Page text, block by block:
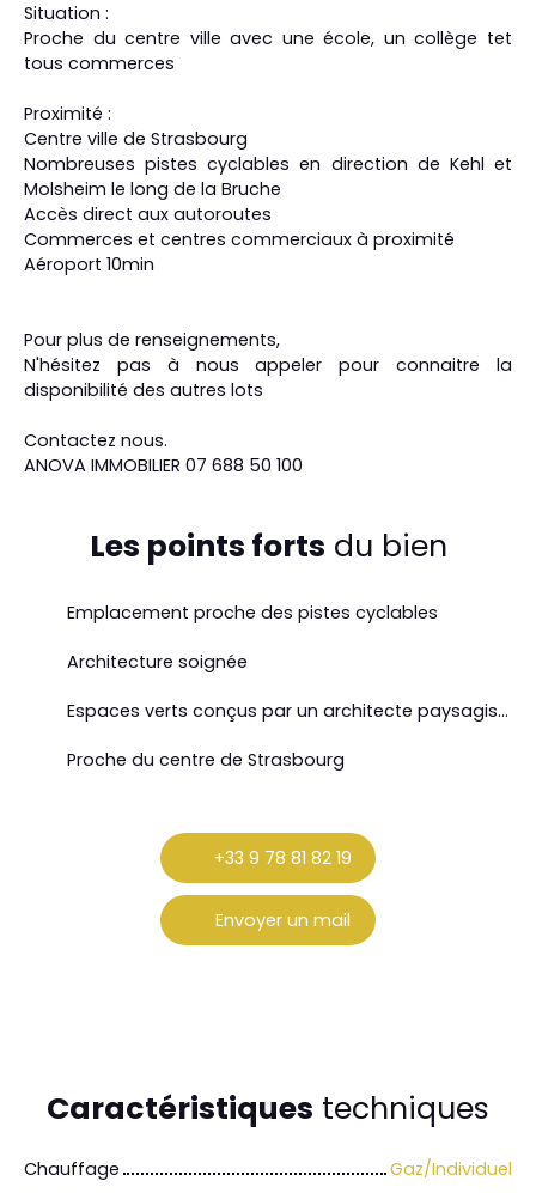
Situation :
Proche du centre ville avec une école, un collège tet
tous commerces
Proximité :
Centre ville de Strasbourg
Nombreuses pistes cyclables en direction de Kehl et
Molsheim le long de la Bruche
Accès direct aux autoroutes
Commerces et centres commerciaux à proximité
Aéroport 10min
Pour plus de renseignements,
N'hésitez pas à nous appeler pour connaitre la
disponibilité des autres lots
Contactez nous.
ANOVA IMMOBILIER 07 688 50 100
Les points forts du bien
Emplacement proche des pistes cyclables
Architecture soignée
Espaces verts conçus par un architecte paysagiste
Proche du centre de Strasbourg
+33 9 78 81 82 19
Envoyer un mail
Caractéristiques techniques
Chauffage
Gaz/Individuel